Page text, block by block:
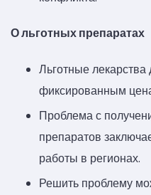
О льготных препаратах
Льготные
фиксированным
Проблема с
препаратов
работы в регионах.
Решить проблему